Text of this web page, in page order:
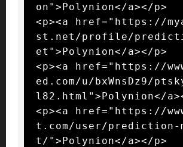
on">Polynion</a></p>
<p><a href="https://
st.net/profile/
et">Polynion</a></p>
<p><a href="https://
ed.com/u/bxWnsDz9/
l82.html">Polynion</
<p><a href="https://
t.com/user/prediction-
t/">Polynion</a></p>